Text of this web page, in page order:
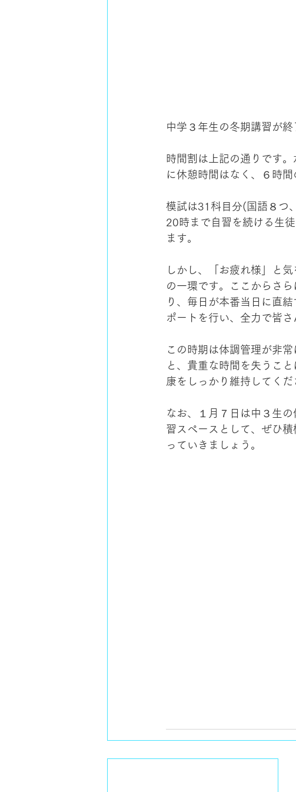
中学３年生の冬期講習が終
時間割は上記の通りです
に休憩時間はなく、６時
模試は31科目分(国語８つ
20時まで自習を続ける生
ます。
しかし、「お疲れ様」と
の一環です。ここからさ
り、毎日が本番当日に直
ポートを行い、全力で皆
この時期は体調管理が非
と、貴重な時間を失うこ
康をしっかり維持してくだ
なお、１月７日は中３生
習スペースとして、ぜひ
っていきましょう。